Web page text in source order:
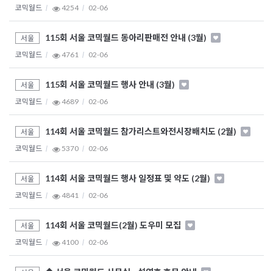
코믹월드 4254 02-06
서울 115회 서울 코믹월드 동아리판매전 안내 (3월)
코믹월드 4761 02-06
서울 115회 서울 코믹월드 행사 안내 (3월)
코믹월드 4689 02-06
서울 114회 서울 코믹월드 참가리스트와전시장배치도 (2월)
코믹월드 5370 02-06
서울 114회 서울 코믹월드 행사 일정표 및 약도 (2월)
코믹월드 4841 02-06
서울 114회 서울 코믹월드(2월) 도우미 모집
코믹월드 4100 02-06